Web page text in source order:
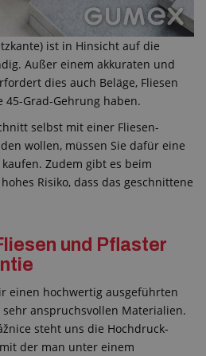
ist in Hinsicht auf die
Außer einem akkuraten und
dies auch Beläge, Fliesen
Grad-Gehrung haben.
selbst mit einer Fliesen-
wollen, müssen Sie dafür eine
Zudem gibt es beim
Risiko, dass das geschnittene
und Pflaster
einen hochwertig ausgeführten
anspruchsvollen Materialien.
steht uns die Hochdruck-
der man unter einem